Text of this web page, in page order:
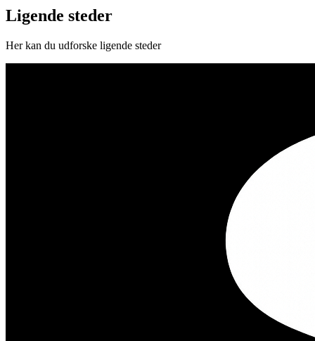
Ligende steder
Her kan du udforske ligende steder